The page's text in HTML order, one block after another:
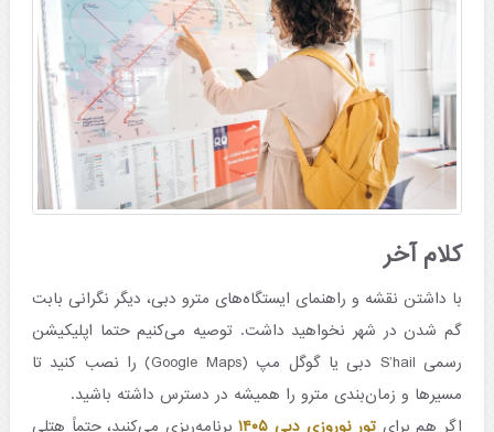
کلام آخر
با داشتن نقشه و راهنمای ایستگاه‌های مترو دبی، دیگر نگرانی بابت
گم شدن در شهر نخواهید داشت. توصیه می‌کنیم حتما اپلیکیشن
رسمی S’hail دبی یا گوگل مپ (Google Maps) را نصب کنید تا
مسیرها و زمان‌بندی مترو را همیشه در دسترس داشته باشید.
اگر هم برای تور نوروزی دبی ۱۴۰۵
برنامه‌ریزی می‌کنید، حتماً هتلی